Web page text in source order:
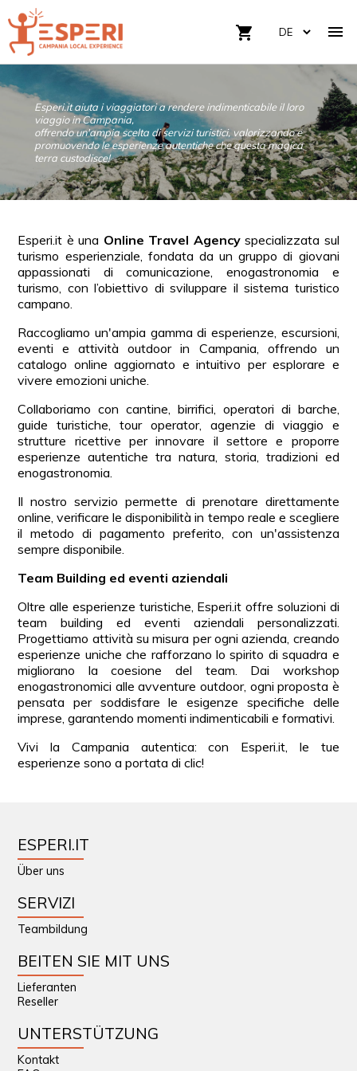

shopping_cart
Esperi.it aiuta i viaggiatori a rendere indimenticabile il loro
viaggio in Campania,
offrendo un'ampia scelta di servizi turistici, valorizzando e
promuovendo le esperienze autentiche che questa magica
terra custodisce!
Esperi.it è una Online Travel Agencyspecializzata sul
turismo esperienziale, fondata da un gruppo di giovani
appassionati di comunicazione, enogastronomia e
turismo, con l’obiettivo di sviluppare il sistema turistico
campano.
Raccogliamo un'ampia gamma di esperienze, escursioni,
eventi e attività outdoor in Campania, offrendo un
catalogo online aggiornato e intuitivo per esplorare e
vivere emozioni uniche.
Collaboriamo con cantine, birrifici, operatori di barche,
guide turistiche, tour operator, agenzie di viaggio e
strutture ricettive per innovare il settore e proporre
esperienze autentiche tra natura, storia, tradizioni ed
enogastronomia.
Il nostro servizio permette di prenotare direttamente
online, verificare le disponibilità in tempo reale e scegliere
il metodo di pagamento preferito, con un'assistenza
sempre disponibile.
Team Building ed eventi aziendali
Oltre alle esperienze turistiche, Esperi.it offre soluzioni di
team building ed eventi aziendali personalizzati.
Progettiamo attività su misura per ogni azienda, creando
esperienze uniche che rafforzano lo spirito di squadra e
migliorano la coesione del team. Dai workshop
enogastronomici alle avventure outdoor, ogni proposta è
pensata per soddisfare le esigenze specifiche delle
imprese, garantendo momenti indimenticabili e formativi.
Vivi la Campania autentica: con Esperi.it, le tue
esperienze sono a portata di clic!
ESPERI.IT
Über uns
SERVIZI
Teambildung
BEITEN SIE MIT UNS
Lieferanten
Reseller
UNTERSTÜTZUNG
Kontakt